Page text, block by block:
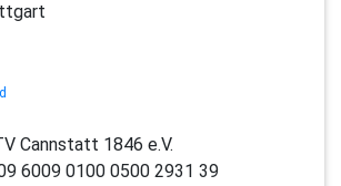
Cannstatt 1846 e.V.
6009 0100 0500 2931 39